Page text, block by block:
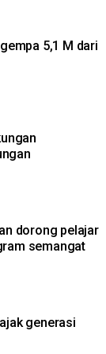
5,1 M dari
dorong pelajar
semangat
generasi